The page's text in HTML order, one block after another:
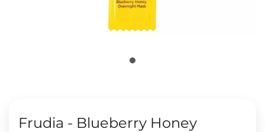
Frudia - Blueberry Honey